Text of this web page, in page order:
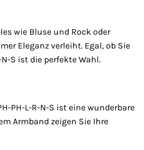
wie Bluse und Rock oder
Eleganz verleiht. Egal, ob Sie
S ist die perfekte Wahl.
PH-L-R-N-S ist eine wunderbare
Armband zeigen Sie Ihre